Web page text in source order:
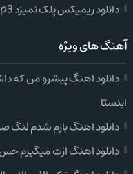
دانلود ریمیکس پلک نمیزد mp3
آهنگ های ویژه
دانلود اهنگ پیشرو من که
اینستا
دانلود اهنگ بازم شدم لنگ
دانلود اهنگ ازت میگیرم